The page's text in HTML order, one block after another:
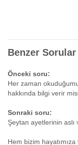
Benzer Sorular
Önceki soru:
Her zaman
hakkında bilgi verir
Sonraki soru:
Şeytan ayetlerinin aslı
Hem bizim